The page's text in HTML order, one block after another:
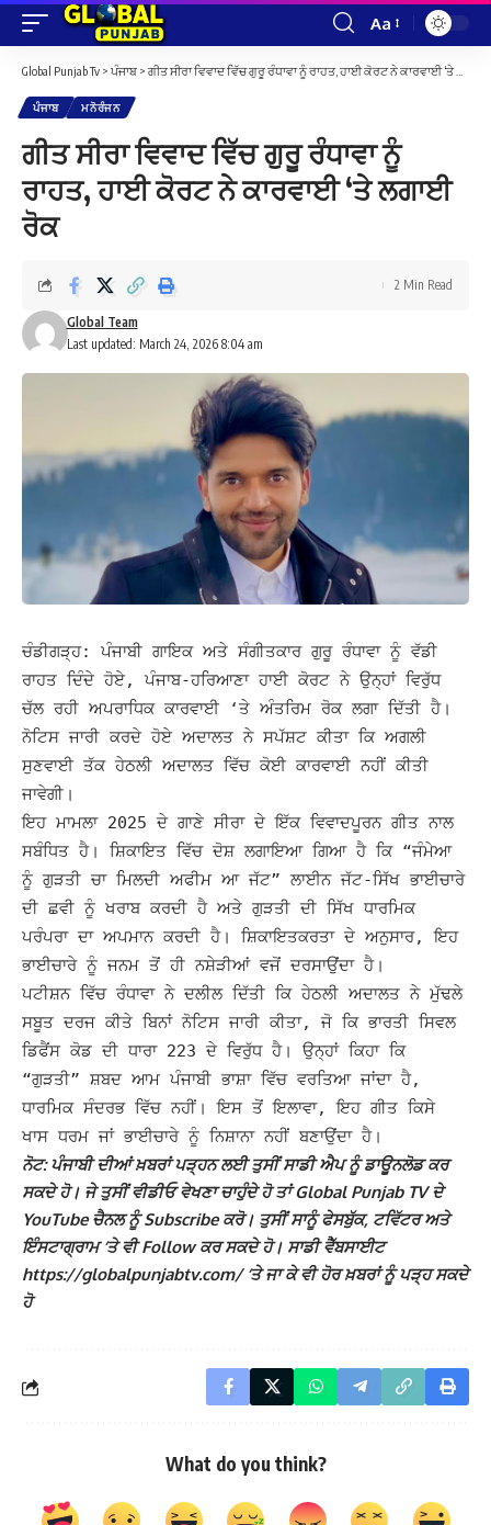
Font
Resizer
Aa
Global Punjab Tv > ਪੰਜਾਬ > ਗੀਤ ਸੀਰਾ ਵਿਵਾਦ ਵਿੱਚ ਗੁਰੂ ਰੰਧਾਵਾ ਨੂੰ ਰਾਹਤ, ਹਾਈ ਕੋਰਟ ਨੇ ਕਾਰਵਾਈ ‘ਤੇ ਲਗਾਈ ਰੋਕ
ਪੰਜਾਬ ਮਨੋਰੰਜਨ
ਗੀਤ ਸੀਰਾ ਵਿਵਾਦ ਵਿੱਚ ਗੁਰੂ ਰੰਧਾਵਾ ਨੂੰ
ਰਾਹਤ, ਹਾਈ ਕੋਰਟ ਨੇ ਕਾਰਵਾਈ ‘ਤੇ ਲਗਾਈ
ਰੋਕ
Last updated: March 24, 2026 8:04 am
Global Team
2 Min Read
ਚੰਡੀਗੜ੍ਹ: ਪੰਜਾਬੀ ਗਾਇਕ ਅਤੇ ਸੰਗੀਤਕਾਰ ਗੁਰੂ ਰੰਧਾਵਾ ਨੂੰ ਵੱਡੀ
ਰਾਹਤ ਦਿੰਦੇ ਹੋਏ, ਪੰਜਾਬ-ਹਰਿਆਣਾ ਹਾਈ ਕੋਰਟ ਨੇ ਉਨ੍ਹਾਂ ਵਿਰੁੱਧ
ਚੱਲ ਰਹੀ ਅਪਰਾਧਿਕ ਕਾਰਵਾਈ ‘ਤੇ ਅੰਤਰਿਮ ਰੋਕ ਲਗਾ ਦਿੱਤੀ ਹੈ।
ਨੋਟਿਸ ਜਾਰੀ ਕਰਦੇ ਹੋਏ ਅਦਾਲਤ ਨੇ ਸਪੱਸ਼ਟ ਕੀਤਾ ਕਿ ਅਗਲੀ
ਸੁਣਵਾਈ ਤੱਕ ਹੇਠਲੀ ਅਦਾਲਤ ਵਿੱਚ ਕੋਈ ਕਾਰਵਾਈ ਨਹੀਂ ਕੀਤੀ
ਜਾਵੇਗੀ।
ਇਹ ਮਾਮਲਾ 2025 ਦੇ ਗਾਣੇ ਸੀਰਾ ਦੇ ਇੱਕ ਵਿਵਾਦਪੂਰਨ ਗੀਤ ਨਾਲ
ਸਬੰਧਿਤ ਹੈ। ਸ਼ਿਕਾਇਤ ਵਿੱਚ ਦੋਸ਼ ਲਗਾਇਆ ਗਿਆ ਹੈ ਕਿ “ਜੰਮੇਆ
ਨੂੰ ਗੁੜਤੀ ਚਾ ਮਿਲਦੀ ਅਫੀਮ ਆ ਜੱਟ” ਲਾਈਨ ਜੱਟ-ਸਿੱਖ ਭਾਈਚਾਰੇ
ਦੀ ਛਵੀ ਨੂੰ ਖਰਾਬ ਕਰਦੀ ਹੈ ਅਤੇ ਗੁੜਤੀ ਦੀ ਸਿੱਖ ਧਾਰਮਿਕ
ਪਰੰਪਰਾ ਦਾ ਅਪਮਾਨ ਕਰਦੀ ਹੈ। ਸ਼ਿਕਾਇਤਕਰਤਾ ਦੇ ਅਨੁਸਾਰ, ਇਹ
ਭਾਈਚਾਰੇ ਨੂੰ ਜਨਮ ਤੋਂ ਹੀ ਨਸ਼ੇੜੀਆਂ ਵਜੋਂ ਦਰਸਾਉਂਦਾ ਹੈ।
ਪਟੀਸ਼ਨ ਵਿੱਚ ਰੰਧਾਵਾ ਨੇ ਦਲੀਲ ਦਿੱਤੀ ਕਿ ਹੇਠਲੀ ਅਦਾਲਤ ਨੇ ਮੁੱਢਲੇ
ਸਬੂਤ ਦਰਜ ਕੀਤੇ ਬਿਨਾਂ ਨੋਟਿਸ ਜਾਰੀ ਕੀਤਾ, ਜੋ ਕਿ ਭਾਰਤੀ ਸਿਵਲ
ਡਿਫੈਂਸ ਕੋਡ ਦੀ ਧਾਰਾ 223 ਦੇ ਵਿਰੁੱਧ ਹੈ। ਉਨ੍ਹਾਂ ਕਿਹਾ ਕਿ
“ਗੁੜਤੀ” ਸ਼ਬਦ ਆਮ ਪੰਜਾਬੀ ਭਾਸ਼ਾ ਵਿੱਚ ਵਰਤਿਆ ਜਾਂਦਾ ਹੈ,
ਧਾਰਮਿਕ ਸੰਦਰਭ ਵਿੱਚ ਨਹੀਂ। ਇਸ ਤੋਂ ਇਲਾਵਾ, ਇਹ ਗੀਤ ਕਿਸੇ
ਖਾਸ ਧਰਮ ਜਾਂ ਭਾਈਚਾਰੇ ਨੂੰ ਨਿਸ਼ਾਨਾ ਨਹੀਂ ਬਣਾਉਂਦਾ ਹੈ।
ਨੋਟ: ਪੰਜਾਬੀ ਦੀਆਂ ਖ਼ਬਰਾਂ ਪੜ੍ਹਨ ਲਈ ਤੁਸੀਂ ਸਾਡੀ ਐਪ ਨੂੰ ਡਾਊਨਲੋਡ ਕਰ
ਸਕਦੇ ਹੋ। ਜੇ ਤੁਸੀਂ ਵੀਡੀਓ ਵੇਖਣਾ ਚਾਹੁੰਦੇ ਹੋ ਤਾਂ Global Punjab TV ਦੇ
YouTube ਚੈਨਲ ਨੂੰ Subscribe ਕਰੋ। ਤੁਸੀਂ ਸਾਨੂੰ ਫੇਸਬੁੱਕ, ਟਵਿੱਟਰ ਅਤੇ
ਇੰਸਟਾਗ੍ਰਾਮ ‘ਤੇ ਵੀ Follow ਕਰ ਸਕਦੇ ਹੋ। ਸਾਡੀ ਵੈੱਬਸਾਈਟ
https://globalpunjabtv.com/ ‘ਤੇ ਜਾ ਕੇ ਵੀ ਹੋਰ ਖ਼ਬਰਾਂ ਨੂੰ ਪੜ੍ਹ ਸਕਦੇ
ਹੋ
What do you think?